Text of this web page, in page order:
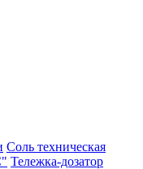
Соль техническая
Тележка-дозатор